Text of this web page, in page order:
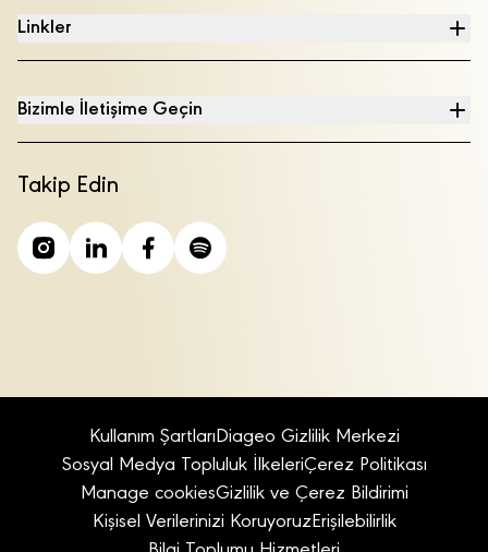
Linkler
Bizimle İletişime Geçin
Takip Edin
Kullanım ŞartlarıDiageo Gizlilik Merkezi
Sosyal Medya Topluluk İlkeleriÇerez Politikası
Manage cookiesGizlilik ve Çerez Bildirimi
Kişisel Verilerinizi KoruyoruzErişilebilirlik